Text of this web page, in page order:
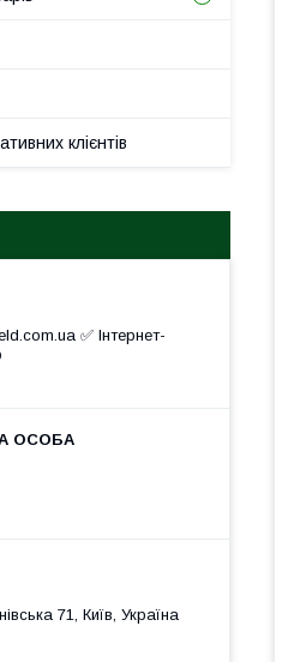
клієнтів
✅ Інтернет-
71, Київ, Україна